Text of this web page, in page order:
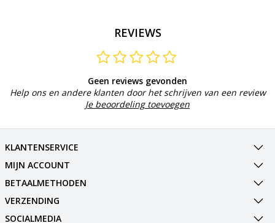
REVIEWS
Geen reviews gevonden
Help ons en andere klanten door het schrijven van een review
Je beoordeling toevoegen
KLANTENSERVICE
MIJN ACCOUNT
BETAALMETHODEN
VERZENDING
SOCIALMEDIA